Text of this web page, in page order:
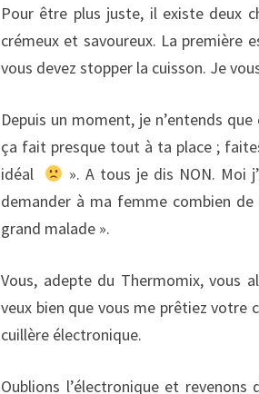
Pour être plus juste, il existe deux
crémeux et savoureux. La première
vous devez stopper la cuisson. Je
Depuis un moment, je n’entends
ça fait presque tout à ta place ;
idéal
». A tous je dis NON. Moi
demander à ma femme combien de
grand malade ».
Vous, adepte du Thermomix, vous
veux bien que vous me prêtiez votre
cuillère électronique.
Oublions l’électronique et